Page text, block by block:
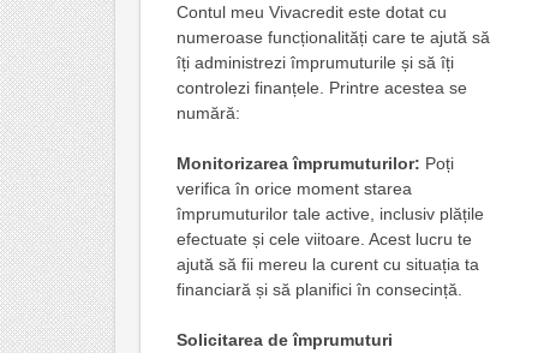
Contul meu Vivacredit este dotat cu
numeroase funcționalități care te ajută să
îți administrezi împrumuturile și să îți
controlezi finanțele. Printre acestea se
numără:
Monitorizarea împrumuturilor: Poți
verifica în orice moment starea
împrumuturilor tale active, inclusiv plățile
efectuate și cele viitoare. Acest lucru te
ajută să fii mereu la curent cu situația ta
financiară și să planifici în consecință.
Solicitarea de împrumuturi